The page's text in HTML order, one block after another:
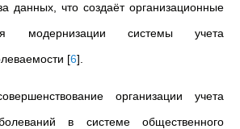
данных, что создаёт организационные
модернизации системы учета
[6]
организации учета
в системе общественного